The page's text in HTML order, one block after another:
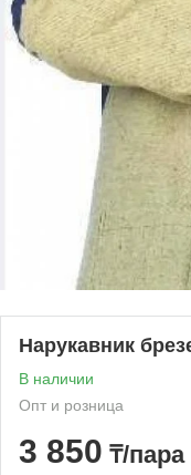
Нарукавник
В наличии
Опт и розница
3 850 ₸/пара